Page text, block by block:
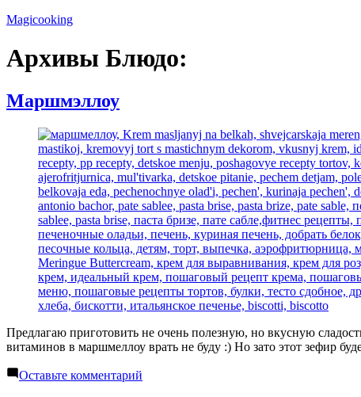
Перейти
содержимому
Magicooking
Архивы Блюдо:
Маршмэллоу
Предлагаю приготовить не очень полезную, но вкусную
витаминов в маршмеллоу врать не буду :) Но зато этот зефир
Оставьте комментарий